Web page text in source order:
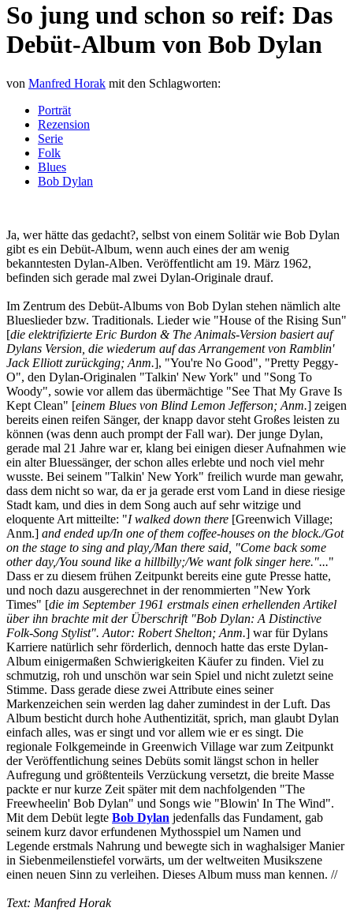
So jung und schon so reif: Das
Debüt-Album von Bob Dylan
von Manfred Horak mit den Schlagworten:
Porträt
Rezension
Serie
Folk
Blues
Bob Dylan
Ja, wer hätte das gedacht?, selbst von einem Solitär wie Bob Dylan
gibt es ein Debüt-Album, wenn auch eines der am wenig
bekanntesten Dylan-Alben. Veröffentlicht am 19. März 1962,
befinden sich gerade mal zwei Dylan-Originale drauf.
Im Zentrum des Debüt-Albums von Bob Dylan stehen nämlich alte
Blueslieder bzw. Traditionals. Lieder wie "House of the Rising Sun"
[die elektrifizierte Eric Burdon & The Animals-Version basiert auf
Dylans Version, die wiederum auf das Arrangement von Ramblin'
Jack Elliott zurückging; Anm.], "You're No Good", "Pretty Peggy-
O", den Dylan-Originalen "Talkin' New York" und "Song To
Woody", sowie vor allem das übermächtige "See That My Grave Is
Kept Clean" [einem Blues von Blind Lemon Jefferson; Anm.] zeigen
bereits einen reifen Sänger, der knapp davor steht Großes leisten zu
können (was denn auch prompt der Fall war). Der junge Dylan,
gerade mal 21 Jahre war er, klang bei einigen dieser Aufnahmen wie
ein alter Bluessänger, der schon alles erlebte und noch viel mehr
wusste. Bei seinem "Talkin' New York" freilich wurde man gewahr,
dass dem nicht so war, da er ja gerade erst vom Land in diese riesige
Stadt kam, und dies in dem Song auch auf sehr witzige und
eloquente Art mitteilte: "I walked down there [Greenwich Village;
Anm.] and ended up/In one of them coffee-houses on the block./Got
on the stage to sing and play,/Man there said, "Come back some
other day,/You sound like a hillbilly;/We want folk singer here."..."
Dass er zu diesem frühen Zeitpunkt bereits eine gute Presse hatte,
und noch dazu ausgerechnet in der renommierten "New York
Times" [die im September 1961 erstmals einen erhellenden Artikel
über ihn brachte mit der Überschrift "Bob Dylan: A Distinctive
Folk-Song Stylist". Autor: Robert Shelton; Anm.] war für Dylans
Karriere natürlich sehr förderlich, dennoch hatte das erste Dylan-
Album einigermaßen Schwierigkeiten Käufer zu finden. Viel zu
schmutzig, roh und unschön war sein Spiel und nicht zuletzt seine
Stimme. Dass gerade diese zwei Attribute eines seiner
Markenzeichen sein werden lag daher zumindest in der Luft. Das
Album besticht durch hohe Authentizität, sprich, man glaubt Dylan
einfach alles, was er singt und vor allem wie er es singt. Die
regionale Folkgemeinde in Greenwich Village war zum Zeitpunkt
der Veröffentlichung seines Debüts somit längst schon in heller
Aufregung und größtenteils Verzückung versetzt, die breite Masse
packte er nur kurze Zeit später mit dem nachfolgenden "The
Freewheelin' Bob Dylan" und Songs wie "Blowin' In The Wind".
Mit dem Debüt legte Bob Dylan jedenfalls das Fundament, gab
seinem kurz davor erfundenen Mythosspiel um Namen und
Legende erstmals Nahrung und bewegte sich in waghalsiger Manier
in Siebenmeilenstiefel vorwärts, um der weltweiten Musikszene
einen neuen Sinn zu verleihen. Dieses Album muss man kennen. //
Text: Manfred Horak